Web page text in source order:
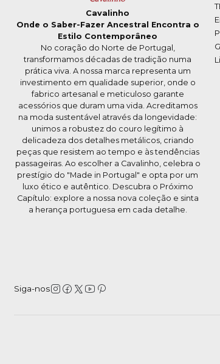
Cavalinho
Onde o Saber-Fazer Ancestral Encontra o
Estilo Contemporâneo
No coração do Norte de Portugal,
transformamos décadas de tradição numa
prática viva. A nossa marca representa um
investimento em qualidade superior, onde o
fabrico artesanal e meticuloso garante
acessórios que duram uma vida. Acreditamos
na moda sustentável através da longevidade:
unimos a robustez do couro legítimo à
delicadeza dos detalhes metálicos, criando
peças que resistem ao tempo e às tendências
passageiras. Ao escolher a Cavalinho, celebra o
prestígio do "Made in Portugal" e opta por um
luxo ético e autêntico. Descubra o Próximo
Capítulo: explore a nossa nova coleção e sinta
a herança portuguesa em cada detalhe.
Siga-nos